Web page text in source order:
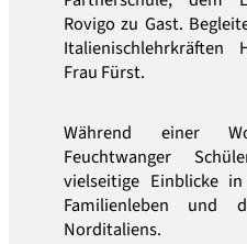
Rovigo zu Gast.
Frau Fürst.
Während einer
Feuchtwanger
vielseitige Einblicke
Familienleben und
Norditaliens.